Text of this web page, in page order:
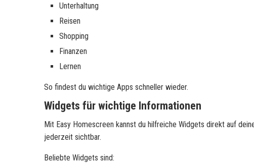
Unterhaltung
Reisen
Shopping
Finanzen
Lernen
So findest du wichtige Apps schneller wieder.
Widgets für wichtige Informationen
Mit Easy Homescreen kannst du hilfreiche Widgets direkt auf
jederzeit sichtbar.
Beliebte Widgets sind: